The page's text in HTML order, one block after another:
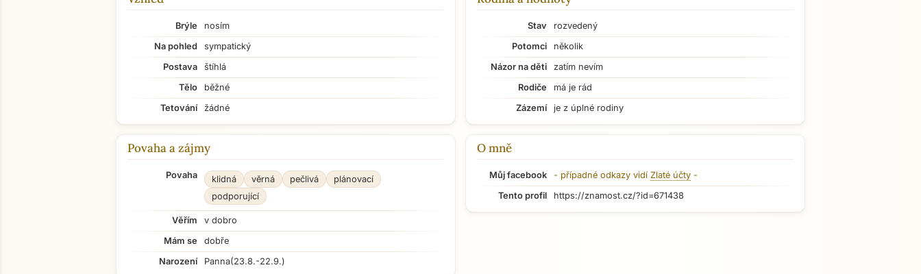
Brýle
nosím
Na pohled
sympatický
Postava
štíhlá
Tělo
běžné
Tetování
žádné
Povaha a zájmy
Povaha klidná věrná pečlivá
plánovací
podporující
Věřím
v dobro
Mám se
dobře
Narození
Panna(23.8.-22.9.)
Stav
rozvedený
Potomci
několik
Názor na děti
zatím nevím
Rodiče
má je rád
Zázemí
je z úplné rodiny
O mně
Můj facebook - případné odkazy vidí Zlaté účty -
Tento profil
https://znamost.cz/?id=671438